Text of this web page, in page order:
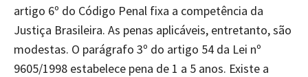
artigo 6º do Código Penal fixa a competência da
Justiça Brasileira. As penas aplicáveis, entretanto, são
modestas. O parágrafo 3º do artigo 54 da Lei nº
9605/1998 estabelece pena de 1 a 5 anos. Existe a